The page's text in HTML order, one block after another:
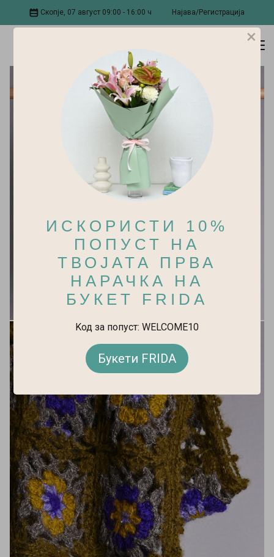
Скопје, 07 август 09:00 - 16:00 ч Најава/Регистрација
×
ИСКОРИСТИ 10%
ПОПУСТ НА
ТВОЈАТА ПРВА
НАРАЧКА НА
БУКЕТ FRIDA
Kод за попуст: WELCOME10
Букети FRIDA